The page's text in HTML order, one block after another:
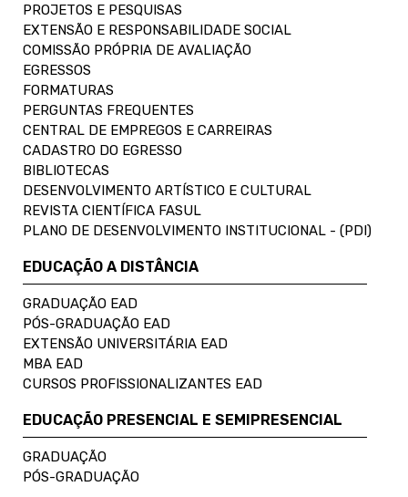
PROJETOS E PESQUISAS
EXTENSÃO E RESPONSABILIDADE SOCIAL
COMISSÃO PRÓPRIA DE AVALIAÇÃO
EGRESSOS
FORMATURAS
PERGUNTAS FREQUENTES
CENTRAL DE EMPREGOS E CARREIRAS
CADASTRO DO EGRESSO
BIBLIOTECAS
DESENVOLVIMENTO ARTÍSTICO E CULTURAL
REVISTA CIENTÍFICA FASUL
PLANO DE DESENVOLVIMENTO INSTITUCIONAL - (PDI)
EDUCAÇÃO A DISTÂNCIA
GRADUAÇÃO EAD
PÓS-GRADUAÇÃO EAD
EXTENSÃO UNIVERSITÁRIA EAD
MBA EAD
CURSOS PROFISSIONALIZANTES EAD
EDUCAÇÃO PRESENCIAL E SEMIPRESENCIAL
GRADUAÇÃO
PÓS-GRADUAÇÃO